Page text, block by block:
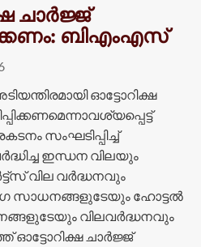
ചാർജ്ജ്
ബിഎംഎസ്
ഓട്ടോറിക്ഷ
സംഘടിപ്പിച്ച്
ഇന്ധന വിലയും
വില വർദ്ധനവും
സാധനങ്ങളുടേയും ഹോട്ടൽ
വിലവർദ്ധനവും
ഓട്ടോറിക്ഷ ചാർജ്ജ്